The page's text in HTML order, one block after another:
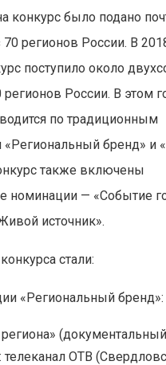
конкурс было подано
70 регионов России. В
поступило около
регионов России. В этом
по традиционным
бренд» и
также включены
номинации — «Событие
источник».
стали:
«Региональный бренд»:
(документальный
телеканал ОТВ